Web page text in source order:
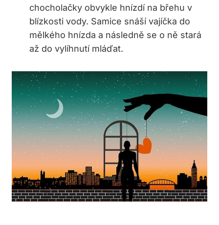
chocholačky obvykle hnízdí na břehu v
blízkosti vody. Samice snáší vajíčka do
mělkého hnízda a následně se o ně stará
až do vylíhnutí mláďat.